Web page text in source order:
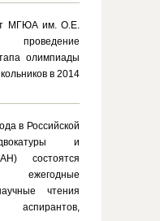
МГЮА им. О.Е.
проведение
олимпиады
в 2014
в Российской
и
состоятся
ежегодные
чтения